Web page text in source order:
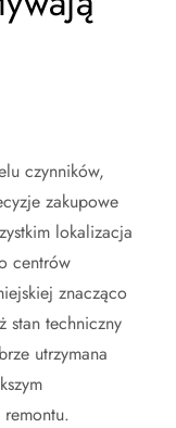
czynników,
zakupowe
lokalizacja
centrów
znacząco
stan techniczny
utrzymana